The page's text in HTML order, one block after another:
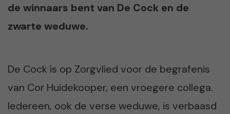
de winnaars bent van De Cock en de
zwarte weduwe.
De Cock is op Zorgvlied voor de begrafenis
van Cor Huidekooper, een vroegere collega.
Iedereen, ook de verse weduwe, is verbaasd